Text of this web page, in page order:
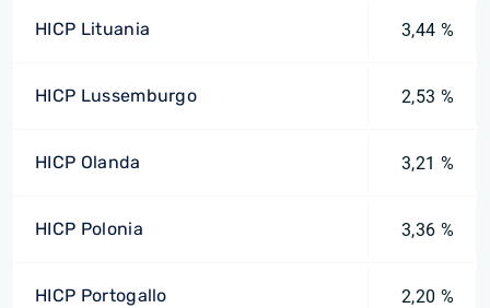
HICP Lituania 3,44 %
HICP Lussemburgo 2,53 %
HICP Olanda 3,21 %
HICP Polonia 3,36 %
HICP Portogallo 2,20 %